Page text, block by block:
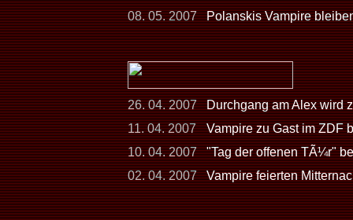
08. 05. 2007
Polanskis Vampire
26. 04. 2007
Durchgang am Alex wird
11. 04. 2007
Vampire zu Gast im ZDF
10. 04. 2007
"Tag der offenen TÃ¼r"
02. 04. 2007
Vampire feierten